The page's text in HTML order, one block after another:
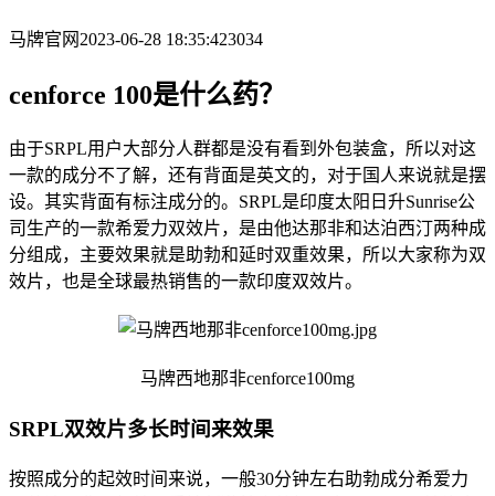
马牌官网 2023-06-28 18:35:423034
cenforce 100是什么药？
由于SRPL用户大部分人群都是没有看到外包装盒，所以对这
一款的成分不了解，还有背面是英文的，对于国人来说就是摆
设。其实背面有标注成分的。SRPL是印度太阳日升Sunrise公
司生产的一款希爱力双效片，是由他达那非和达泊西汀两种成
分组成，主要效果就是助勃和延时双重效果，所以大家称为双
效片，也是全球最热销售的一款印度双效片。
马牌西地那非cenforce100mg
SRPL双效片多长时间来效果
按照成分的起效时间来说，一般30分钟左右助勃成分希爱力